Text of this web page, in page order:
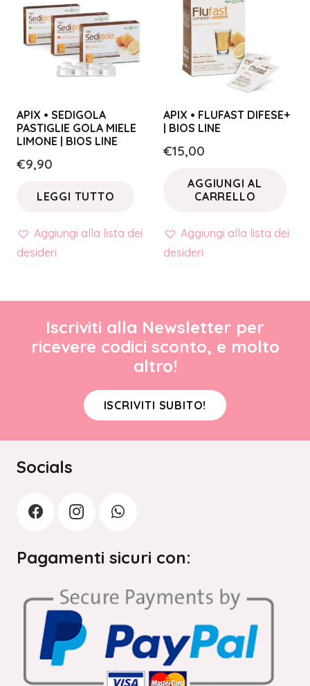
APIX • SEDIGOLA
PASTIGLIE GOLA MIELE
LIMONE | BIOS LINE
€9,90
LEGGI TUTTO
Aggiungi alla lista dei
desideri
APIX • FLUFAST DIFESE+
| BIOS LINE
€15,00
AGGIUNGI AL
CARRELLO
Aggiungi alla lista dei
desideri
Iscriviti alla Newsletter per
ricevere codici sconto, e molto
altro!
ISCRIVITI SUBITO!
Socials
Pagamenti sicuri con: